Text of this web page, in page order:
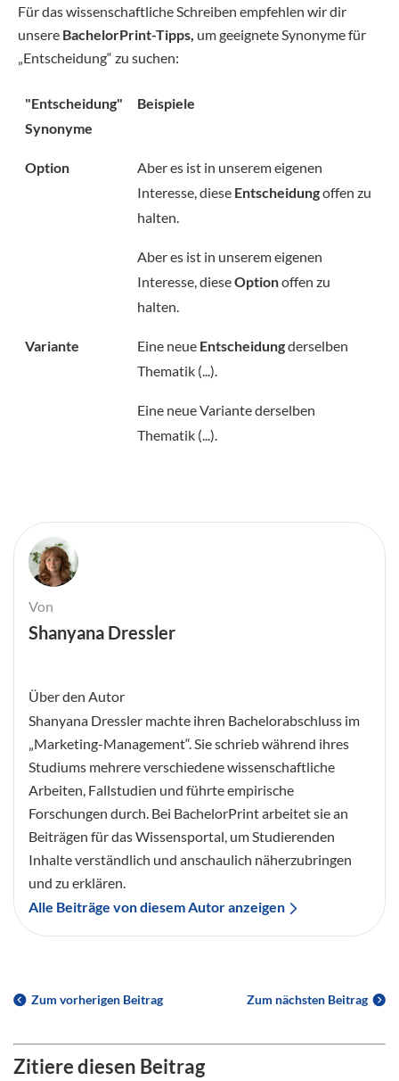
Für das wissenschaftliche Schreiben empfehlen wir dir
unsere BachelorPrint-Tipps, um geeignete Synonyme für
„Entscheidung“ zu suchen:
"Entscheidung"
Synonyme
Beispiele
Option
Aber es ist in unserem eigenen
Interesse, diese Entscheidungoffen zu
halten.
Aber es ist in unserem eigenen
Interesse, dieseOptionoffen zu
halten.
Variante Eine neue Entscheidungderselben
Thematik (...).
Eine neue Variante derselben
Thematik (...).
Von
Shanyana Dressler
Über den Autor
Shanyana Dressler machte ihren Bachelorabschluss im
„Marketing-Management“. Sie schrieb während ihres
Studiums mehrere verschiedene wissenschaftliche
Arbeiten, Fallstudien und führte empirische
Forschungen durch. Bei BachelorPrint arbeitet sie an
Beiträgen für das Wissensportal, um Studierenden
Inhalte verständlich und anschaulich näherzubringen
und zu erklären.
Alle Beiträge von diesem Autor anzeigen
Zum vorherigen Beitrag Zum nächsten Beitrag
Zitiere diesen Beitrag